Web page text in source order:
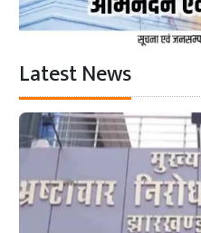
Latest News